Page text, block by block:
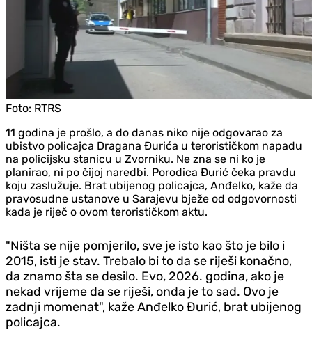
Foto: RTRS
11 godina je prošlo, a do danas niko nije odgovarao za
ubistvo policajca Dragana Đurića u terorističkom napadu
na policijsku stanicu u Zvorniku. Ne zna se ni ko je
planirao, ni po čijoj naredbi. Porodica Đurić čeka pravdu
koju zaslužuje. Brat ubijenog policajca, Anđelko, kaže da
pravosudne ustanove u Sarajevu bježe od odgovornosti
kada je riječ o ovom terorističkom aktu.
"Ništa se nije pomjerilo, sve je isto kao što je bilo i
2015, isti je stav. Trebalo bi to da se riješi konačno,
da znamo šta se desilo. Evo, 2026. godina, ako je
nekad vrijeme da se riješi, onda je to sad. Ovo je
zadnji momenat", kaže Anđelko Đurić, brat ubijenog
policajca.